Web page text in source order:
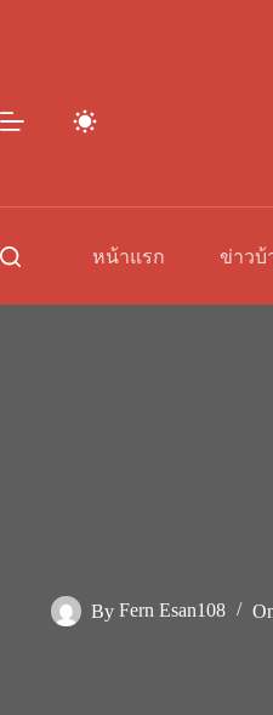
หน้าแรก ข่าวบ้
By Fern Esan108